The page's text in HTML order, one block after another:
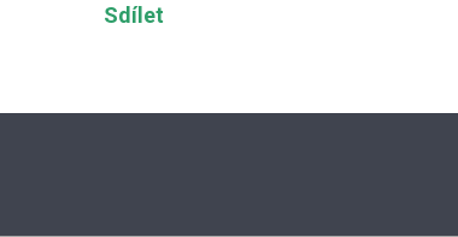
Sdílet